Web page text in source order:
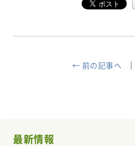
← 前の記事へ
最新情報